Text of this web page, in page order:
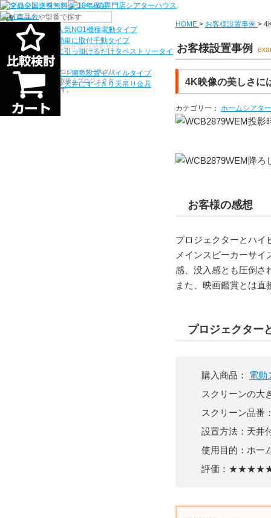
HOME > お客様設置事例 >
お客様設置事例
4K映像の美しさに
カテゴリー： ホームシアター
お客様の感想
プロジェクターとハイ
メインスピーカーサ
感、没入感とも圧倒さ
また、映画鑑賞とは
プロジェクター
購入商品： 電動
スクリーンの大
スクリーン品番
設置方法：天井
使用目的：ホー
評価：
機種から選ぶ
シアターハウス人気NO1機種電動タイプ
電源工事なしで簡単に取付手動タイプ
ネジ付きフックに引っ掛けるだけタペストリータイ
プ
持ち運びらくらく！簡単設置モバイルタイプ
プロジェクターを天井にすっきり 天吊り金具
〒910-0122 福井県福井市石盛町613
シアターハウスは、プロジェクタースクリ
ーンを全部で500以上取扱うプロジェクタ
ースクリーン専門店です。